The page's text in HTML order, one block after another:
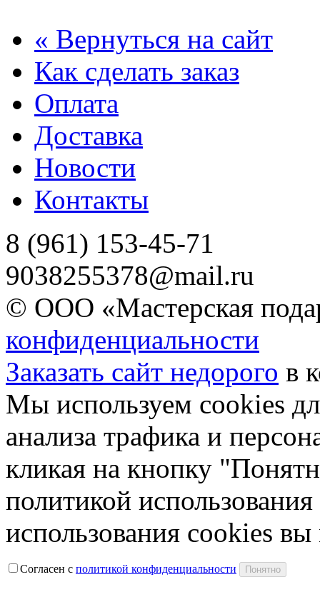
« Вернуться на сайт
Как сделать заказ
Оплата
Доставка
Новости
Контакты
8 (961) 153-45-71
9038255378@mail.ru
© ООО «Мастерская
конфиденциальности
Заказать сайт недорого в
Мы используем cookies
анализа трафика и
кликая на кнопку
политикой
использования cookies
Согласен с политикой конфиденциальности Понятно